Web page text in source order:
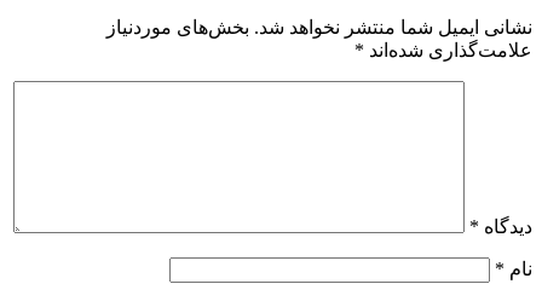
نشانی ایمیل شما منتشر نخواهد شد. بخش‌های موردنیاز
علامت‌گذاری شده‌اند *
دیدگاه *
نام *